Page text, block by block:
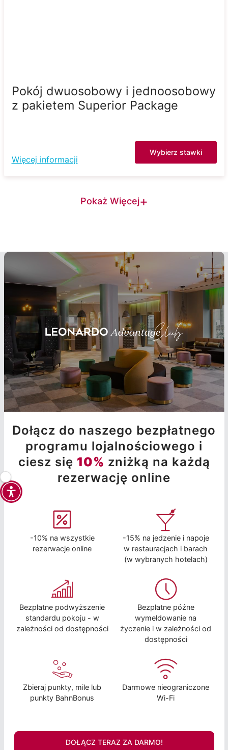
Pokój dwuosobowy i jednoosobowy
z pakietem Superior Package
Więcej informacji
Wybierz stawki
Pokaż Więcej+
Dołącz do naszego bezpłatnego
programu lojalnościowego i
ciesz się 10% zniżką na każdą
rezerwację online
-10% na wszystkie
rezerwacje online
-15% na jedzenie i napoje
w restauracjach i barach
(w wybranych hotelach)
Bezpłatne podwyższenie
standardu pokoju - w
zależności od dostępności
Bezpłatne późne
wymeldowanie na
życzenie i w zależności od
dostępności
Zbieraj punkty, mile lub
punkty BahnBonus
Darmowe nieograniczone
Wi-Fi
DOŁĄCZ TERAZ ZA DARMO!